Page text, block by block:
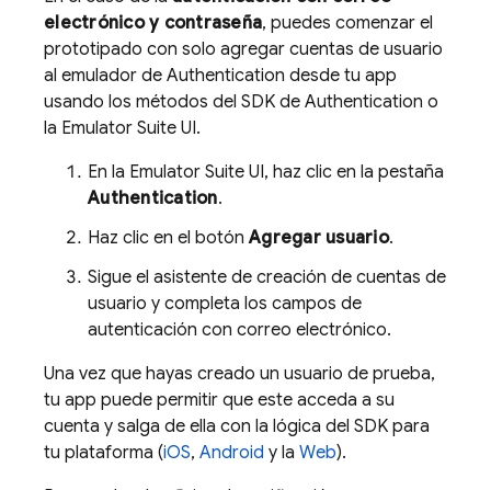
electrónico y contraseña, puedes comenzar el
prototipado con solo agregar cuentas de usuario
al emulador de Authentication desde tu app
usando los métodos del SDK de Authentication o
la Emulator Suite UI.
En la Emulator Suite UI, haz clic en la pestaña
Authentication.
Haz clic en el botónAgregar usuario.
Sigue el asistente de creación de cuentas de
usuario y completa los campos de
autenticación con correo electrónico.
Una vez que hayas creado un usuario de prueba,
tu app puede permitir que este acceda a su
cuenta y salga de ella con la lógica del SDK para
tu plataforma (iOS, Android y la Web).